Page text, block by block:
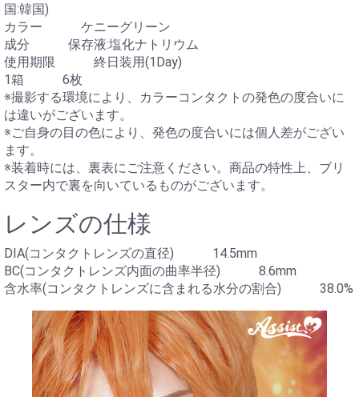
国:韓国)
カラー ケニーグリーン
成分 保存液:塩化ナトリウム
使用期限 終日装用(1Day)
1箱 6枚
※撮影する環境により、カラーコンタクトの発色の度合いに
は違いがございます。
※ご自身の目の色により、発色の度合いには個人差がござい
ます。
※装着時には、裏表にご注意ください。商品の特性上、ブリ
スター内で裏を向いているものがございます。
レンズの仕様
DIA(コンタクトレンズの直径) 14.5mm
BC(コンタクトレンズ内面の曲率半径) 8.6mm
含水率(コンタクトレンズに含まれる水分の割合) 38.0%